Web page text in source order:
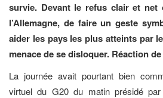
survie. Devant le refus clair et net
l’Allemagne, de faire un geste
aider les pays les plus atteints par
menace de se disloquer. Réaction
La journée avait pourtant bien
virtuel du G20 du matin présidé par